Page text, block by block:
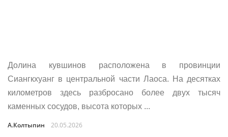
Долина кувшинов расположена в провинции
Сиангкхуанг в центральной части Лаоса. На десятках
километров здесь разбросано более двух тысяч
каменных сосудов, высота которых ...
А.Колтыпин 20.05.2026